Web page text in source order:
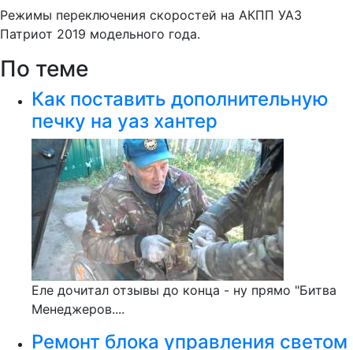
Режимы переключения скоростей на АКПП УАЗ
Патриот 2019 модельного года.
По теме
Как поставить дополнительную
печку на уаз хантер
Еле дочитал отзывы до конца - ну прямо "Битва
Менеджеров....
Ремонт блока управления светом